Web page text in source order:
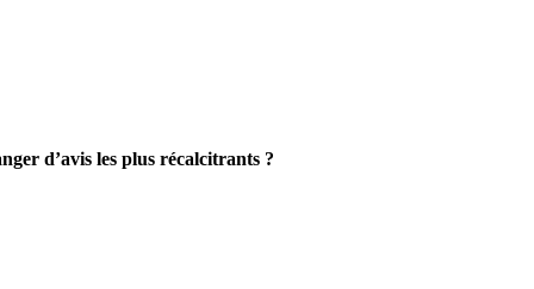
d’avis les plus récalcitrants ?